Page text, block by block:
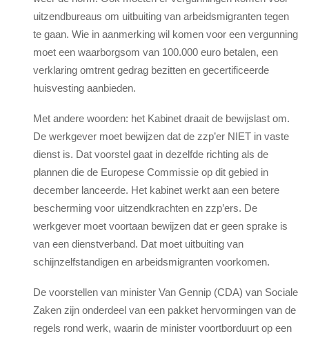
uitzendbureaus om uitbuiting van arbeidsmigranten tegen
te gaan. Wie in aanmerking wil komen voor een vergunning
moet een waarborgsom van 100.000 euro betalen, een
verklaring omtrent gedrag bezitten en gecertificeerde
huisvesting aanbieden.
Met andere woorden: het Kabinet draait de bewijslast om.
De werkgever moet bewijzen dat de zzp’er NIET in vaste
dienst is. Dat voorstel gaat in dezelfde richting als de
plannen die de Europese Commissie op dit gebied in
december lanceerde. Het kabinet werkt aan een betere
bescherming voor uitzendkrachten en zzp’ers. De
werkgever moet voortaan bewijzen dat er geen sprake is
van een dienstverband. Dat moet uitbuiting van
schijnzelfstandigen en arbeidsmigranten voorkomen.
De voorstellen van minister Van Gennip (CDA) van Sociale
Zaken zijn onderdeel van een pakket hervormingen van de
regels rond werk, waarin de minister voortborduurt op een